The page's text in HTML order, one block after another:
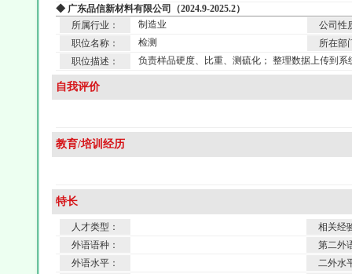
◆ 广东品信新材料有限公司（2024.9-2025.2）
所属行业：
制造业
公司性
职位名称：
检测
所在部
职位描述：
负责样品硬度、比重、测硫化； 整理数据上传到系
自我评价
教育/培训经历
特长
人才类型：
相关经
外语语种：
第二外
外语水平：
二外水